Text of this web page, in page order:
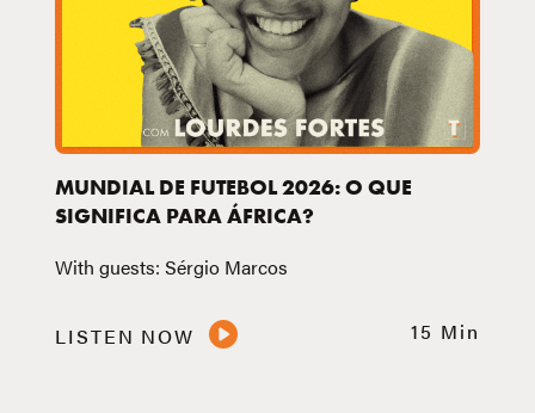
MUNDIAL DE FUTEBOL 2026: O QUE
SIGNIFICA PARA ÁFRICA?
With guests: Sérgio Marcos
LISTEN NOW 15 Min